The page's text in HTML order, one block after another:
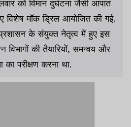
को विमान दुर्घटना जैसी आपात
विशेष मॉक ड्रिल आयोजित की गई.
के संयुक्त नेतृत्व में हुए इस
विभागों की तैयारियों, समन्वय और
का परीक्षण करना था.